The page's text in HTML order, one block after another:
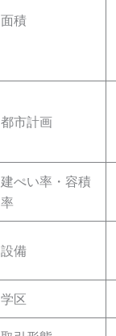
面積
都市計画
建ぺい率・容積
率
設備
学区